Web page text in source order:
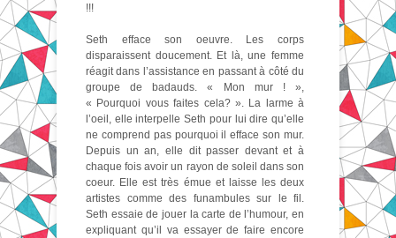
!!!
Seth efface son oeuvre. Les corps
disparaissent doucement. Et là, une femme
réagit dans l’assistance en passant à côté du
groupe de badauds. « Mon mur ! »,
« Pourquoi vous faites cela? ». La larme à
l’oeil, elle interpelle Seth pour lui dire qu’elle
ne comprend pas pourquoi il efface son mur.
Depuis un an, elle dit passer devant et à
chaque fois avoir un rayon de soleil dans son
coeur. Elle est très émue et laisse les deux
artistes comme des funambules sur le fil.
Seth essaie de jouer la carte de l’humour, en
expliquant qu’il va essayer de faire encore